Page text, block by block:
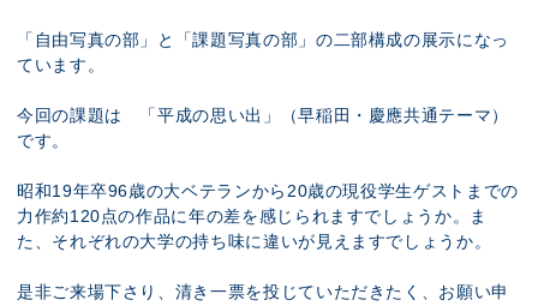
「自由写真の部」と「課題写真の部」の二部構成の展示になっ
ています。
今回の課題は 「平成の思い出」（早稲田・慶應共通テーマ）
です。
昭和19年卒96歳の大ベテランから20歳の現役学生ゲストまでの
力作約120点の作品に年の差を感じられますでしょうか。ま
た、それぞれの大学の持ち味に違いが見えますでしょうか。
是非ご来場下さり、清き一票を投じていただきたく、お願い申